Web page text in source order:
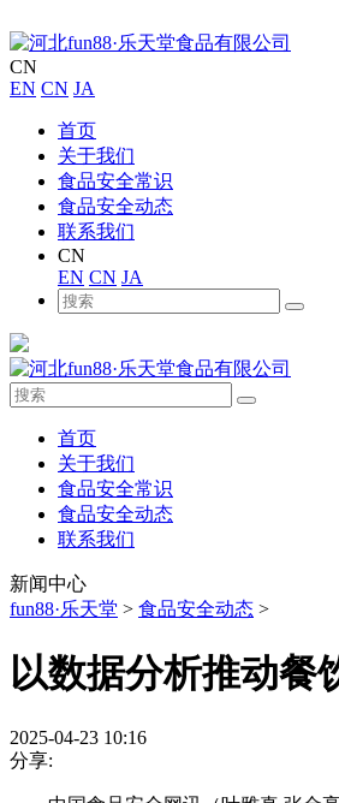
CN
EN CN JA
首页
关于我们
食品安全常识
食品安全动态
联系我们
CN
EN CN JA
首页
关于我们
食品安全常识
食品安全动态
联系我们
新闻中心
fun88·乐天堂 > 食品安全动态 >
以数据分析推动
2025-04-23 10:16
分享: